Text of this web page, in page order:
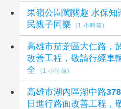
果嶺公園闖關趣 水保
民親子同樂
(1 小時前)
高雄市茄萣區大仁路，
改善工程，敬請行經車
全
(1 小時前)
高雄市湖內區湖中路
日進行路面改善工程，